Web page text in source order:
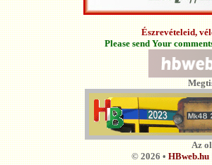
Észrevételeid,
Please send Your
Az
© 2026 •HBweb.hu